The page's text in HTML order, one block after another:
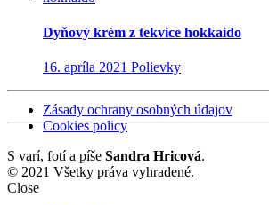
Dyňový krém z tekvice hokkaido
16. apríla 2021 Polievky
Zásady ochrany osobných údajov
Cookies policy
S varí, fotí a píše Sandra Hricová.
© 2021 Všetky práva vyhradené.
Close